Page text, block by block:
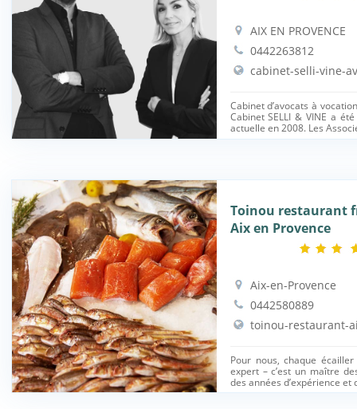
AIX EN PROVENCE
0442263812
cabinet-selli-vine-
Cabinet d’avocats à
Cabinet SELLI & VINE a
actuelle en 2008. Les
Toinou restaurant
Aix en Provence
Aix-en-Provence
0442580889
toinou-restaurant-
Pour nous, chaque
expert – c’est un maître
des années d’expérience et